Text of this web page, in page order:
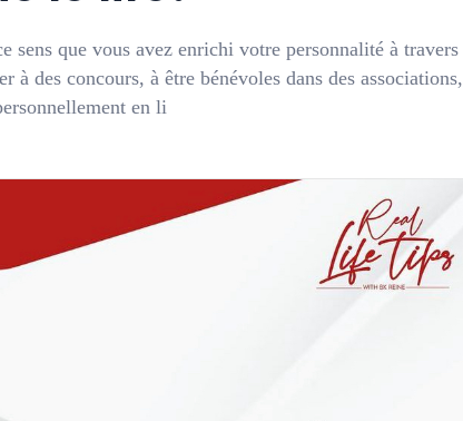
que vous avez enrichi votre personnalité à travers
à des concours, à être bénévoles dans des associations,
en li